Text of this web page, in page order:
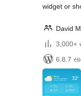
widget or
David
3,000+
6.8.7